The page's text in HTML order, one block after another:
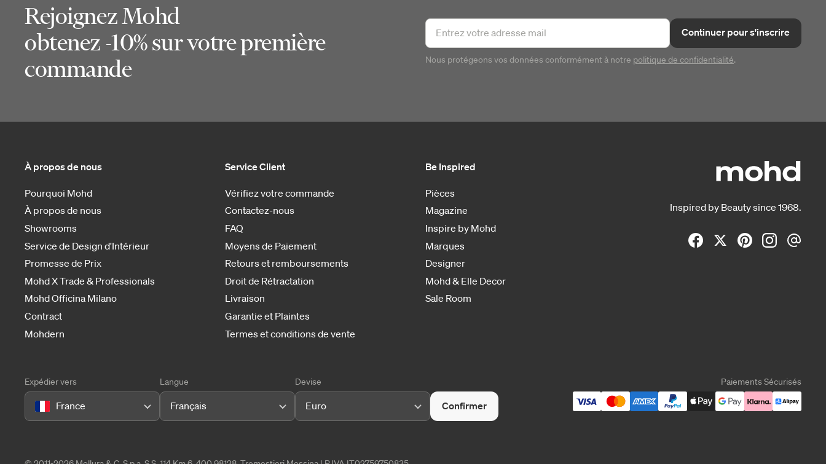
Rejoignez Mohd
obtenez -10% sur votre première
commande
Continuer pour s'inscrire
Nous protégeons vos données conformément à notre politique de confidentialité.
Inspired by Beauty since 1968.
À propos de nous
Pourquoi Mohd
À propos de nous
Showrooms
Service de Design d'Intérieur
Promesse de Prix
Mohd X Trade & Professionals
Mohd Officina Milano
Contract
Mohdern
Service Client
Vérifiez votre commande
Contactez-nous
FAQ
Moyens de Paiement
Retours et remboursements
Droit de Rétractation
Livraison
Garantie et Plaintes
Termes et conditions de vente
Be Inspired
Pièces
Magazine
Inspire by Mohd
Marques
Designer
Mohd & Elle Decor
Sale Room
Expédier vers
France
Langue
Français
Devise
Euro Confirmer
Paiements Sécurisés